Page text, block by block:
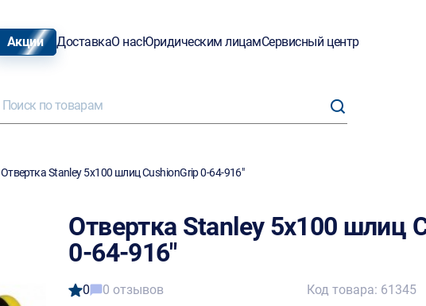
Акции ДоставкаО насЮридическим лицамСервисный центр
Отвертка Stanley 5х100 шлиц CushionGrip 0-64-916"
Отвертка Stanley 5х100 шлиц
0-64-916"
0 0 отзывов Код товара: 61345